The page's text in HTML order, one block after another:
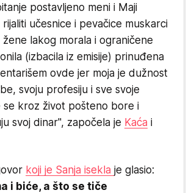
postavljeno meni i Maji
učesnice i pevačice muskarci
lakog morala i ograničene
(izbacila iz emisije) prinuđena
ovde jer moja je dužnost
svoju profesiju i sve svoje
se kroz život pošteno bore i
svoj dinar", započela je Kaća i
koji je Sanja isekla je glasio:
i biće, a što se tiče